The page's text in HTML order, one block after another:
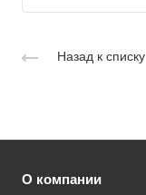
Назад к списку
О компании